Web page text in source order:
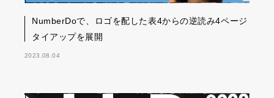
NumberDoで、ロゴを配した表4からの逆読み4ページ
タイアップを展開
2023.08.04